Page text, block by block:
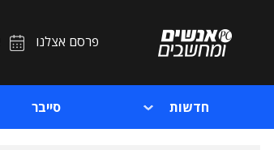
פרסם אצלנו
חדשות סייבר